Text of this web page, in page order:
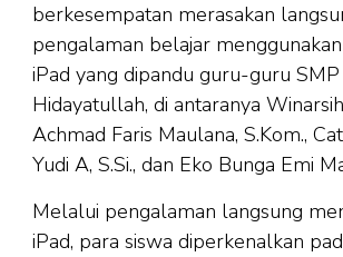
berkesempatan merasakan
pengalaman belajar
iPad yang dipandu guru-guru
Hidayatullah, di antaranya
Achmad Faris Maulana, S.Kom.,
Yudi A, S.Si., dan Eko Bunga Emi
Melalui pengalaman langsung
iPad, para siswa diperkenalkan